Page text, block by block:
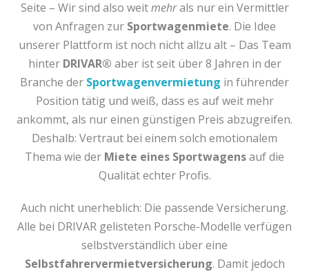
Seite – Wir sind also weitmehrals nur ein Vermittler
von Anfragen zur Sportwagenmiete. Die Idee
unserer Plattform ist noch nicht allzu alt – Das Team
hinter DRIVAR® aber ist seit über 8 Jahren in der
Branche der Sportwagenvermietung in führender
Position tätig und weiß, dass es auf weit mehr
ankommt, als nur einen günstigen Preis abzugreifen.
Deshalb: Vertraut bei einem solch emotionalem
Thema wie der Miete eines Sportwagensauf die
Qualität echter Profis.
Auch nicht unerheblich: Die passende Versicherung.
Alle bei DRIVAR gelisteten Porsche-Modelle verfügen
selbstverständlich über eine
Selbstfahrervermietversicherung. Damit jedoch